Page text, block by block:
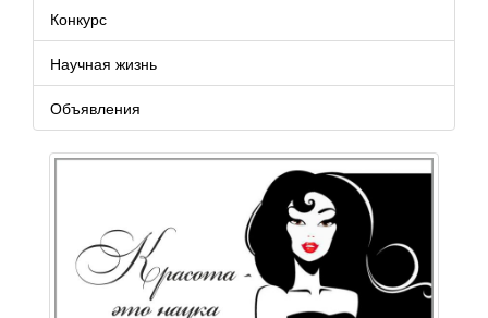
Конкурс
Научная жизнь
Объявления